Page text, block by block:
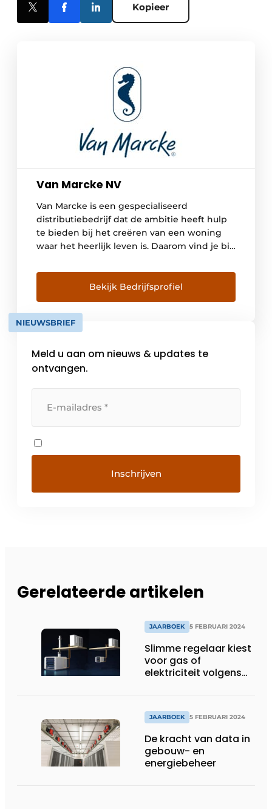
Kopieer
Van Marcke NV
Van Marcke is een gespecialiseerd
distributiebedrijf dat de ambitie heeft hulp
te bieden bij het creëren van een woning
waar het heerlijk leven is. Daarom vind je bij
warmte en water. Je vindt er niet alleen
badkamers en wellnesstoestellen, maar ook
keukens, energiezuinige
verwarmingsinstallaties en klimaatregeling.
Daarnaast biedt […]
Bekijk Bedrijfsprofiel
NIEUWSBRIEF
Meld u aan om nieuws & updates te
ontvangen.
Gerelateerde artikelen
JAARBOEK 5 FEBRUARI 2024
Slimme regelaar kiest
voor gas of
elektriciteit volgens
JAARBOEK 5 FEBRUARI 2024
De kracht van data in
gebouw- en
energiebeheer